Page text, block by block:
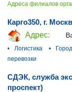
Адреса филиалов
Карго350, г.
Адрес:
•
Логистика •
перевозки
СДЭК, служба
проспект)